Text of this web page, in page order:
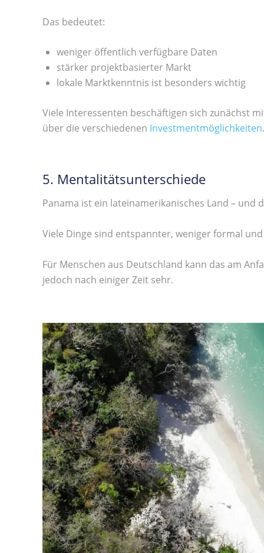
Das bedeutet:
weniger öffentlich verfügbare Daten
stärker projektbasierter Markt
lokale Marktkenntnis ist besonders wichtig
Viele Interessenten beschäftigen sich zunächst
über die verschiedenen Investmentmöglichkeiten.
5. Mentalitätsunterschiede
Panama ist ein lateinamerikanisches Land –
Viele Dinge sind entspannter, weniger formal
Für Menschen aus Deutschland kann das am
jedoch nach einiger Zeit sehr.